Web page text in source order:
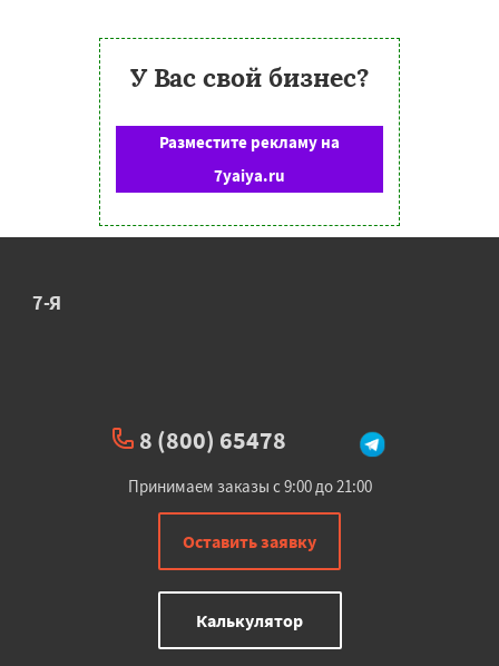
У Вас свой бизнес?
Разместите рекламу на
7yaiya.ru
7-Я
8 (800) 65478
Принимаем заказы с 9:00 до 21:00
Оставить заявку
Калькулятор